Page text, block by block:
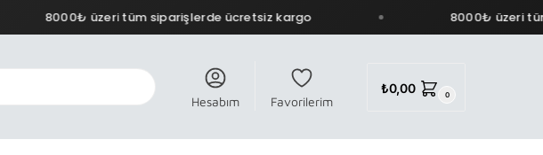
8000₺ üzeri tüm siparişlerde ücretsiz kargo 8000₺ üzeri
Hesabım Favorilerim
₺0,00 0